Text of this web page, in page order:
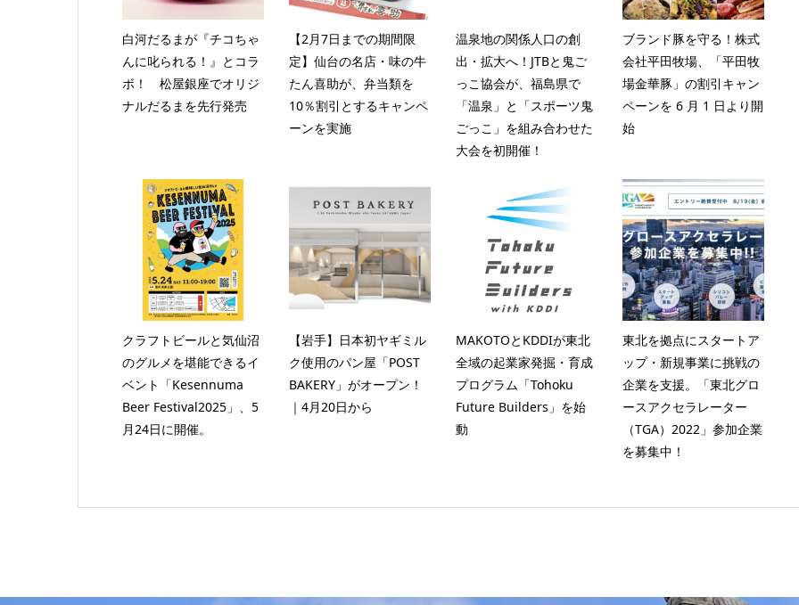
白河だるまが『チコちゃ
んに叱られる！』とコラ
ボ！ 松屋銀座でオリジ
ナルだるまを先行発売
【2月7日までの期間限
定】仙台の名店・味の牛
たん喜助が、弁当類を
10％割引とするキャンペ
ーンを実施
温泉地の関係人口の創
出・拡大へ！JTBと鬼ご
っこ協会が、福島県で
「温泉」と「スポーツ鬼
ごっこ」を組み合わせた
大会を初開催！
ブランド豚を守る！株式
会社平田牧場、「平田牧
場金華豚」の割引キャン
ペーンを 6 月 1 日より開
始
クラフトビールと気仙沼
のグルメを堪能できるイ
ベント「Kesennuma
Beer Festival2025」、5
月24日に開催。
【岩手】日本初ヤギミル
ク使用のパン屋「POST
BAKERY」がオープン！
｜4月20日から
MAKOTOとKDDIが東北
全域の起業家発掘・育成
プログラム「Tohoku
Future Builders」を始
動
東北を拠点にスタートア
ップ・新規事業に挑戦の
企業を支援。「東北グロ
ースアクセラレーター
（TGA）2022」参加企業
を募集中！